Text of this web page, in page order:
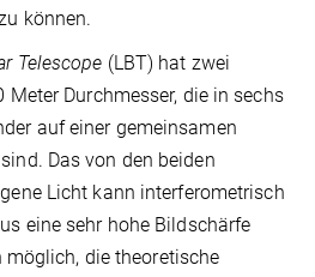
können.
Telescope (LBT) hat zwei
Meter Durchmesser, die in sechs
auf einer gemeinsamen
Das von den beiden
Licht kann interferometrisch
eine sehr hohe Bildschärfe
die theoretische